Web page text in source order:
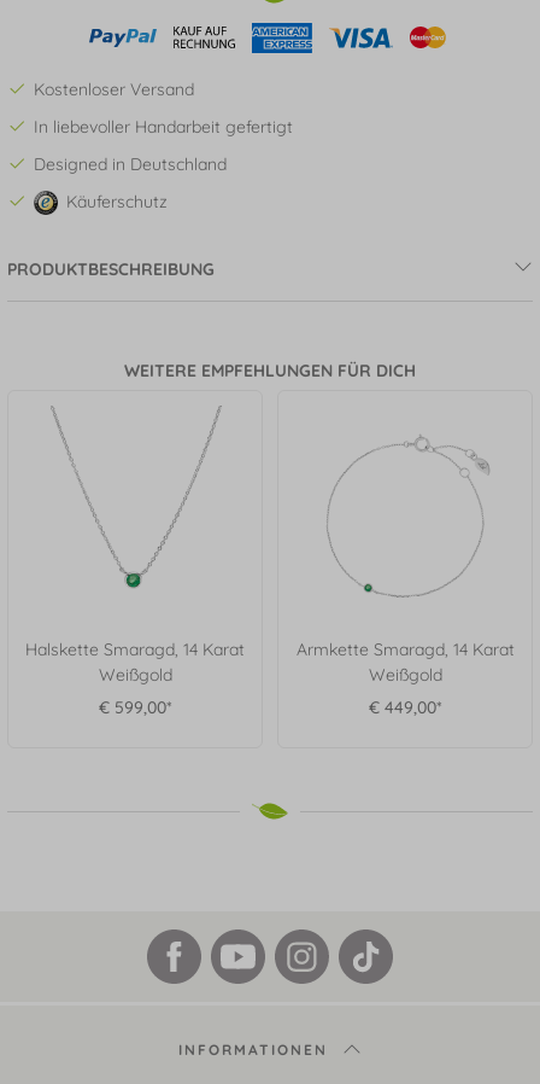
Kostenloser Versand
In liebevoller Handarbeit gefertigt
Designed in Deutschland
Käuferschutz
PRODUKTBESCHREIBUNG
WEITERE EMPFEHLUNGEN FÜR DICH
Halskette Smaragd, 14 Karat
Weißgold
€ 599,00*
Armkette Smaragd, 14 Karat
Weißgold
€ 449,00*
INFORMATIONEN